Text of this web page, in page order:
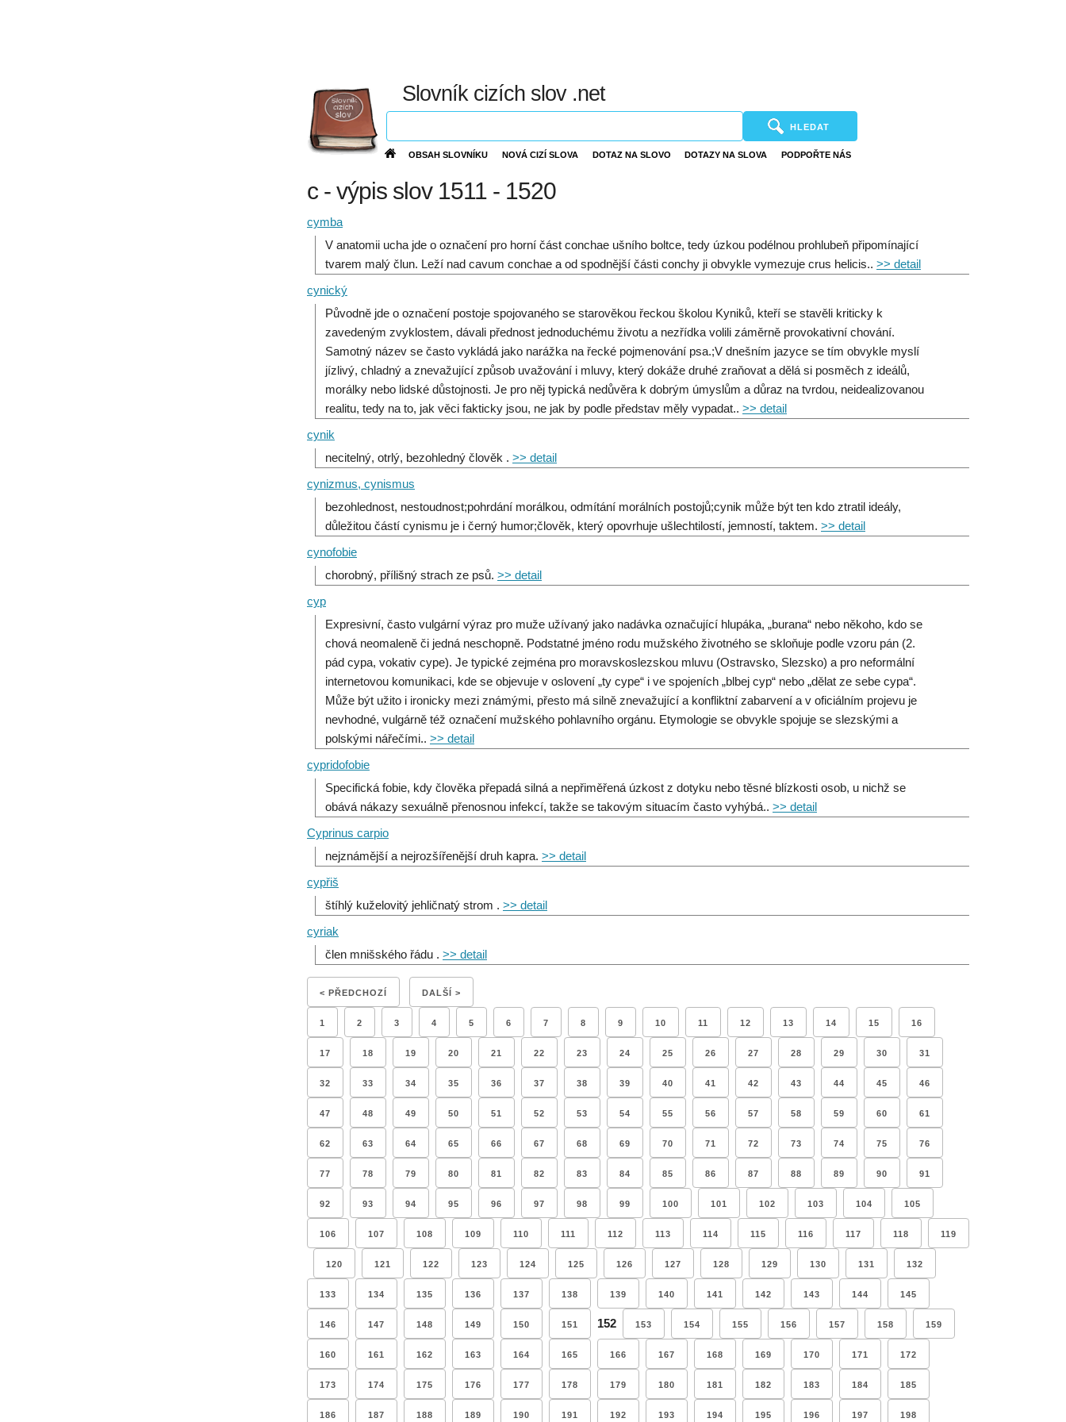
Slovník cizích slov .net
HLEDAT
OBSAH SLOVNÍKU NOVÁ CIZÍ SLOVA DOTAZ NA SLOVO DOTAZY NA SLOVA PODPOŘTE NÁS
c - výpis slov 1511 - 1520
cymba
V anatomii ucha jde o označení pro horní část conchae ušního boltce, tedy úzkou podélnou prohlubeň připomínající
tvarem malý člun. Leží nad cavum conchae a od spodnější části conchy ji obvykle vymezuje crus helicis.. >> detail
cynický
Původně jde o označení postoje spojovaného se starověkou řeckou školou Kyniků, kteří se stavěli kriticky k
zavedeným zvyklostem, dávali přednost jednoduchému životu a nezřídka volili záměrně provokativní chování.
Samotný název se často vykládá jako narážka na řecké pojmenování psa.;V dnešním jazyce se tím obvykle myslí
jízlivý, chladný a znevažující způsob uvažování i mluvy, který dokáže druhé zraňovat a dělá si posměch z ideálů,
morálky nebo lidské důstojnosti. Je pro něj typická nedůvěra k dobrým úmyslům a důraz na tvrdou, neidealizovanou
realitu, tedy na to, jak věci fakticky jsou, ne jak by podle představ měly vypadat.. >> detail
cynik
necitelný, otrlý, bezohledný člověk . >> detail
cynizmus, cynismus
bezohlednost, nestoudnost;pohrdání morálkou, odmítání morálních postojů;cynik může být ten kdo ztratil ideály,
důležitou částí cynismu je i černý humor;člověk, který opovrhuje ušlechtilostí, jemností, taktem. >> detail
cynofobie
chorobný, přílišný strach ze psů. >> detail
cyp
Expresivní, často vulgární výraz pro muže užívaný jako nadávka označující hlupáka, „burana“ nebo někoho, kdo se
chová neomaleně či jedná neschopně. Podstatné jméno rodu mužského životného se skloňuje podle vzoru pán (2.
pád cypa, vokativ cype). Je typické zejména pro moravskoslezskou mluvu (Ostravsko, Slezsko) a pro neformální
internetovou komunikaci, kde se objevuje v oslovení „ty cype“ i ve spojeních „blbej cyp“ nebo „dělat ze sebe cypa“.
Může být užito i ironicky mezi známými, přesto má silně znevažující a konfliktní zabarvení a v oficiálním projevu je
nevhodné, vulgárně též označení mužského pohlavního orgánu. Etymologie se obvykle spojuje se slezskými a
polskými nářečími.. >> detail
cypridofobie
Specifická fobie, kdy člověka přepadá silná a nepřiměřená úzkost z dotyku nebo těsné blízkosti osob, u nichž se
obává nákazy sexuálně přenosnou infekcí, takže se takovým situacím často vyhýbá.. >> detail
Cyprinus carpio
nejznámější a nejrozšířenější druh kapra. >> detail
cypřiš
štíhlý kuželovitý jehličnatý strom . >> detail
cyriak
člen mnišského řádu . >> detail
< PŘEDCHOZÍ DALŠÍ >
1 2 3 4 5 6 7 8 9 10 11 12 13 14 15 16
17 18 19 20 21 22 23 24 25 26 27 28 29 30 31
32 33 34 35 36 37 38 39 40 41 42 43 44 45 46
47 48 49 50 51 52 53 54 55 56 57 58 59 60 61
62 63 64 65 66 67 68 69 70 71 72 73 74 75 76
77 78 79 80 81 82 83 84 85 86 87 88 89 90 91
92 93 94 95 96 97 98 99 100 101 102 103 104 105
106 107 108 109 110 111 112 113 114 115 116 117 118 119
120 121 122 123 124 125 126 127 128 129 130 131 132
133 134 135 136 137 138 139 140 141 142 143 144 145
146 147 148 149 150 151 152 153 154 155 156 157 158 159
160 161 162 163 164 165 166 167 168 169 170 171 172
173 174 175 176 177 178 179 180 181 182 183 184 185
186 187 188 189 190 191 192 193 194 195 196 197 198